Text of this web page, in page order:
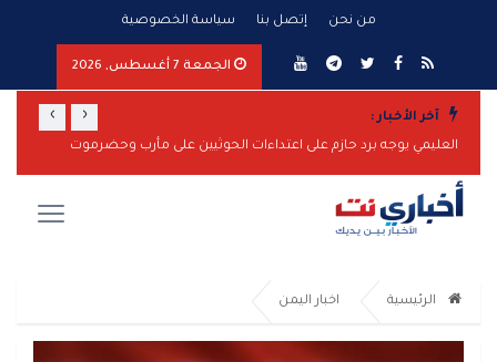
من نحن إتصل بنا سياسة الخصوصية
الجمعة 7 أغسطس, 2026
آخر الأخبار :
العليمي يوجه برد حازم على اعتداءات الحوثيين على مأرب وحضرموت
‹
›
الرئيسية اخبار اليمن